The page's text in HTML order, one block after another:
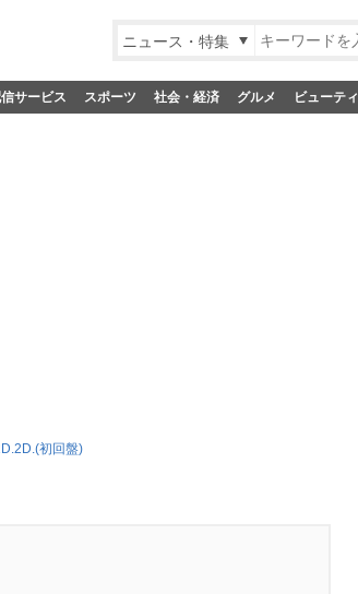
ニュース・特集
サービス スポーツ 社会・経済 グルメ ビューティ
初回盤)